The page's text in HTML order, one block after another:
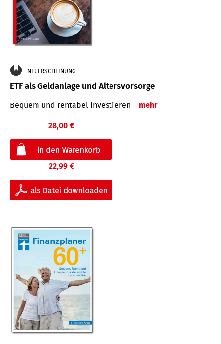
NEUERSCHEINUNG
ETF als Geldanlage und Altersvorsorge
Bequem und rentabel investieren mehr
28,00 €
22,99 €